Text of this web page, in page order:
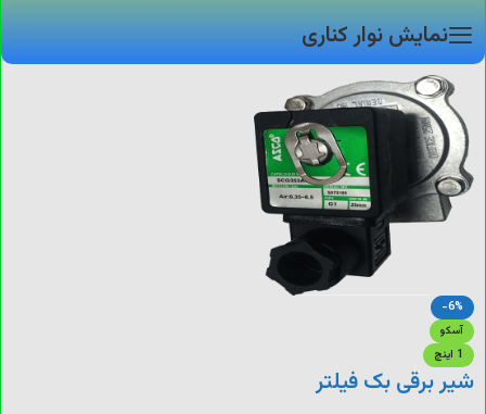
نمایش نوار کناری
-6%
آسکو
1 اینچ
شیر برقی بک فیلتر